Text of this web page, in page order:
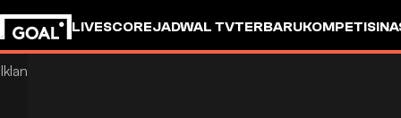
LIVESCOREJADWAL TVTERBARUKOMPETISI